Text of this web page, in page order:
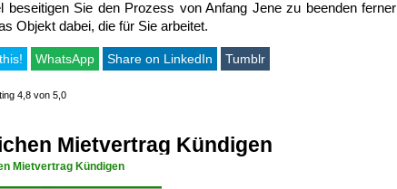
beseitigen Sie den Prozess von Anfang Jene zu beenden ferner
Objekt dabei, die für Sie arbeitet.
WhatsApp Share on LinkedIn Tumblr
4,8 von 5,0
Mietvertrag Kündigen
Mietvertrag Kündigen